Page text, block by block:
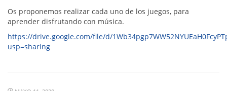
Os proponemos realizar cada uno de los juegos, para
aprender disfrutando con música.
https://drive.google.com/file/d/
usp=sharing